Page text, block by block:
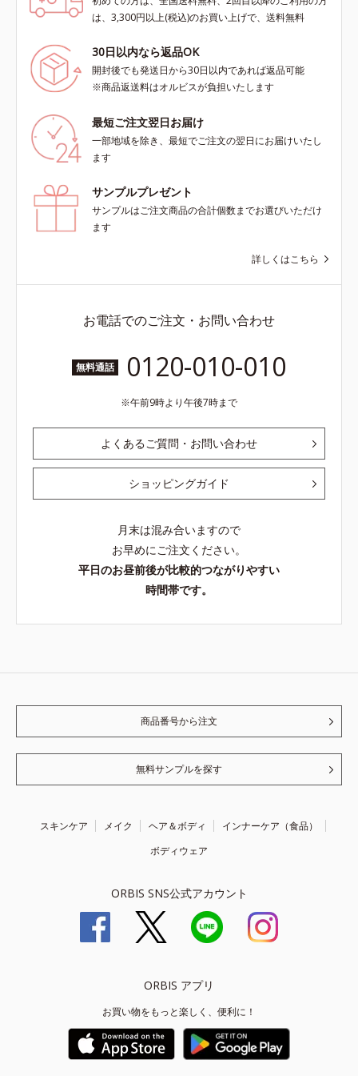
は、3,300円以上(税込)のお買い上げで、送料無料
30日以内なら返品OK
開封後でも発送日から30日以内であれば返品可能
※商品返送料はオルビスが負担いたします
最短ご注文翌日お届け
一部地域を除き、最短でご注文の翌日にお届けいたし
ます
サンプルプレゼント
サンプルはご注文商品の合計個数までお選びいただけ
ます
詳しくはこちら
お電話でのご注文・お問い合わせ
無料通話 0120-010-010
午前9時より午後7時まで
よくあるご質問・お問い合わせ
ショッピングガイド
月末は混み合いますので
お早めにご注文ください。
平日のお昼前後が比較的つながりやすい
時間帯です。
商品番号から注文
無料サンプルを探す
スキンケア メイク ヘア＆ボディ
インナーケア（食品）
ボディウェア
ORBIS SNS公式アカウント
ORBIS アプリ
お買い物をもっと楽しく、便利に！